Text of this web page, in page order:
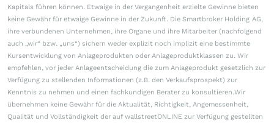
Kapitals führen können. Etwaige in der Vergangenheit erzielte Gewinne bieten
keine Gewähr für etwaige Gewinne in der Zukunft. Die Smartbroker Holding AG,
ihre verbundenen Unternehmen, ihre Organe und ihre Mitarbeiter (nachfolgend
auch „wir“ bzw. „uns“) sichern weder explizit noch implizit eine bestimmte
Kursentwicklung von Anlageprodukten oder Anlageproduktklassen zu. Wir
empfehlen, vor jeder Anlageentscheidung die zum Anlageprodukt gesetzlich zur
Verfügung zu stellenden Informationen (z.B. den Verkaufsprospekt) zur
Kenntnis zu nehmen und einen fachkundigen Berater zu konsultieren.Wir
übernehmen keine Gewähr für die Aktualität, Richtigkeit, Angemessenheit,
Qualität und Vollständigkeit der auf wallstreetONLINE zur Verfügung gestellten